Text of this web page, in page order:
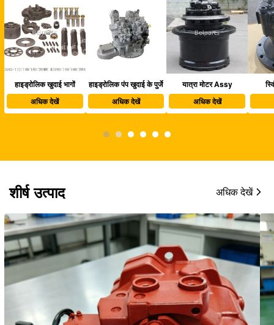
हाइड्रोलिक पंप खुदाई के पुर्जे
अधिक देखें
यात्रा मोटर Assy
अधिक देखें
स्विंग मोटर अस्सी
अधिक देखें
शीर्ष उत्पाद अधिक देखें